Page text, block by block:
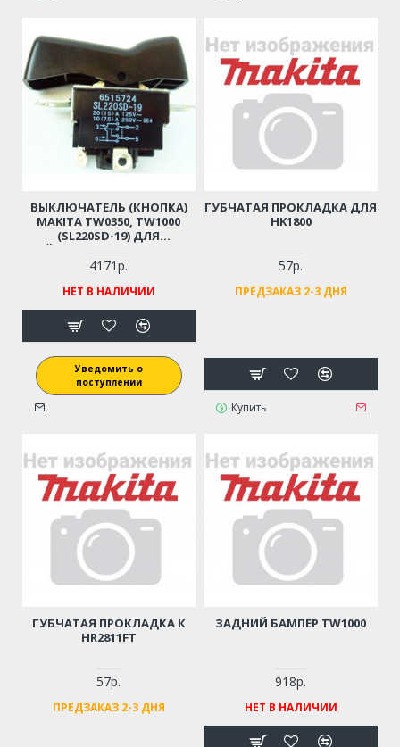
ВЫКЛЮЧАТЕЛЬ (КНОПКА)
MAKITA TW0350, TW1000
(SL220SD-19) ДЛЯ
ГАЙКОВЕРТА (ОРИГИНАЛ)
651572-4
4171р.
НЕТ В НАЛИЧИИ
Уведомить о
поступлении
ГУБЧАТАЯ ПРОКЛАДКА ДЛЯ
HK1800
57р.
ПРЕДЗАКАЗ 2-3 ДНЯ
Купить
ГУБЧАТАЯ ПРОКЛАДКА К
HR2811FT
57р.
ПРЕДЗАКАЗ 2-3 ДНЯ
ЗАДНИЙ БАМПЕР TW1000
918р.
НЕТ В НАЛИЧИИ